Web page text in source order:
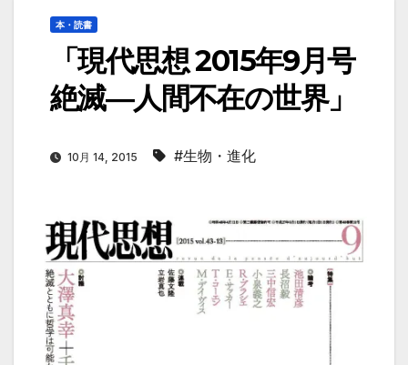
本・読書
「現代思想 2015年9月号
絶滅―人間不在の世界」
10月 14, 2015 #生物・進化